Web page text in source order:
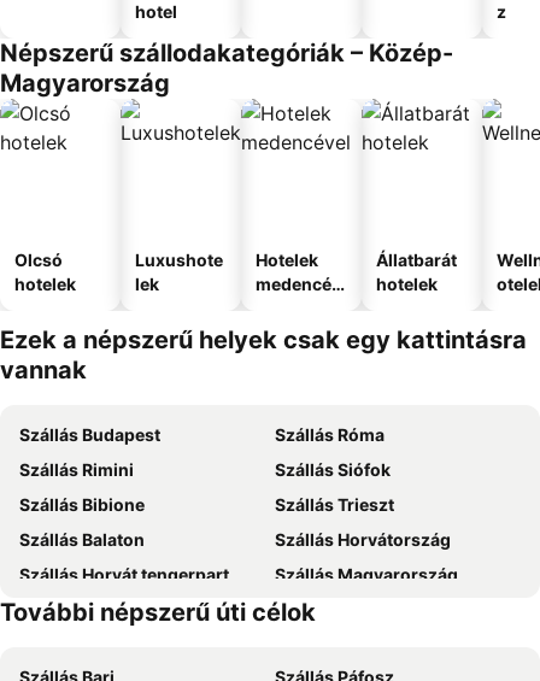
hotel
z
Népszerű szállodakategóriák – Közép-
Magyarország
Olcsó
hotelek
Luxushote
lek
Hotelek
medencév
Állatbarát
hotelek
Ezek a népszerű helyek csak egy kattintásra
vannak
Szállás Budapest
Szállás Róma
Szállás Rimini
Szállás Siófok
Szállás Bibione
Szállás Trieszt
Szállás Balaton
Szállás Horvátország
Szállás Horvát tengerpart
Szállás Magyarország
Szállás Zakynthos
Szállás Mallorca
További népszerű úti célok
Szállás Bari
Szállás Páfosz